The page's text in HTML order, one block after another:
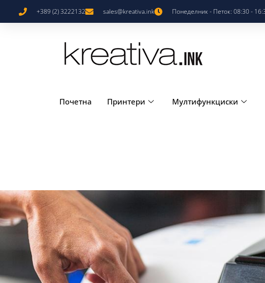
+389 (2) 3222132 sales@kreativa.ink Понеделник - Петок: 08:30 -
Почетна Принтери Мултифункциски